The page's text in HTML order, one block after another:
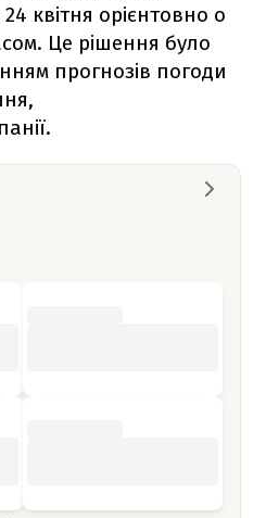
квітня орієнтовно о
Це рішення було
прогнозів погоди